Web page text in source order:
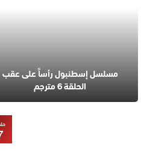
مسلسل إسطنبول رأساً على عقب
الحلقة 6 مترجم